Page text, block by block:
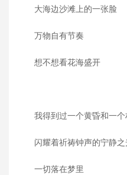
大海边沙滩上的一张脸
万物自有节奏
想不想看花海盛开
我得到过一个黄昏和一个
闪耀着祈祷钟声的宁静之
一切落在梦里